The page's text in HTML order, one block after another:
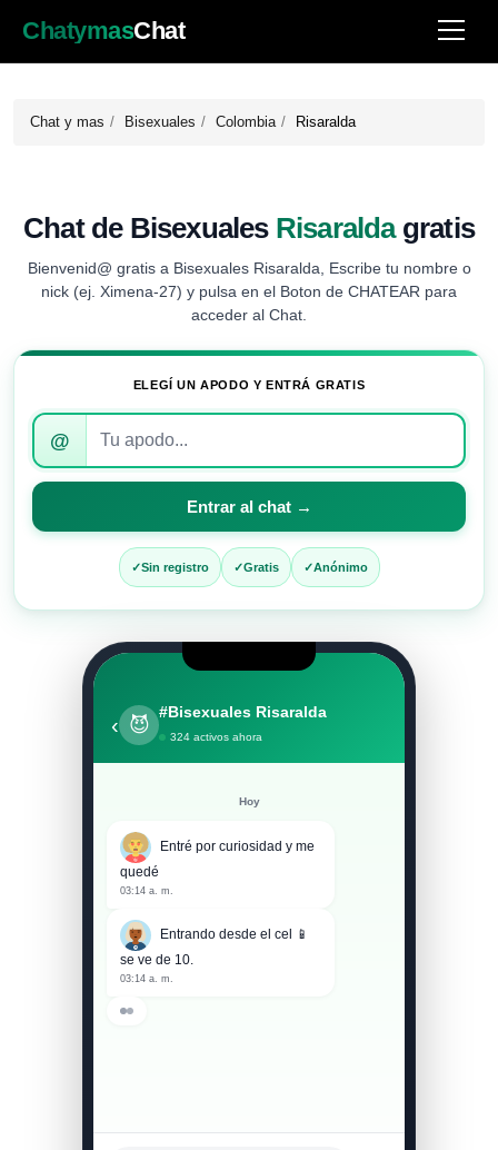
ChatymasChat
Chat y mas Bisexuales Colombia Risaralda
Chat de Bisexuales Risaraldagratis
Bienvenid@ gratis a Bisexuales Risaralda, Escribe tu nombre o
nick (ej. Ximena-27) y pulsa en el Boton de CHATEAR para
acceder al Chat.
ELEGÍ UN APODO Y ENTRÁ GRATIS
Introduce
apodo
para
entrar
@
Entrar al chat →
Sin registro Gratis Anónimo
‹ 😈
#Bisexuales Risaralda
324 activos ahora
Hoy
Entré por curiosidad y me
quedé
03:14 a. m.
Entrando desde el cel 📱
se ve de 10.
03:14 a. m.